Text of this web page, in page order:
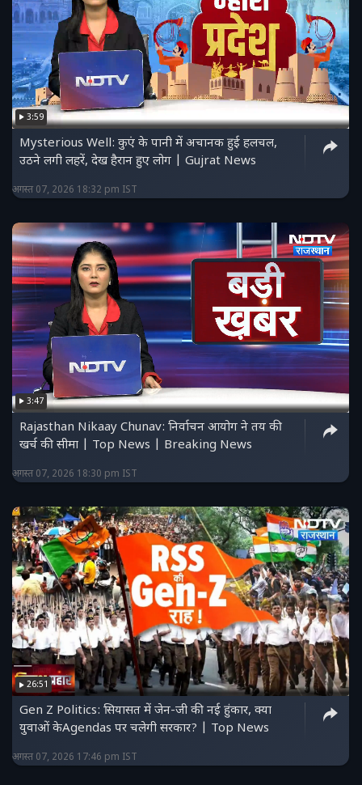
3:59
Mysterious Well: कुएं के पानी में अचानक हुई हलचल,
उठने लगी लहरें, देख हैरान हुए लोग | Gujrat News
अगस्त 07, 2026 18:32 pm IST
3:47
Rajasthan Nikaay Chunav: निर्वाचन आयोग ने तय की
खर्च की सीमा | Top News | Breaking News
अगस्त 07, 2026 18:30 pm IST
26:51
Gen Z Politics: सियासत में जेन-जी की नई हुंकार, क्या
युवाओं केAgendas पर चलेगी सरकार? | Top News
अगस्त 07, 2026 17:46 pm IST